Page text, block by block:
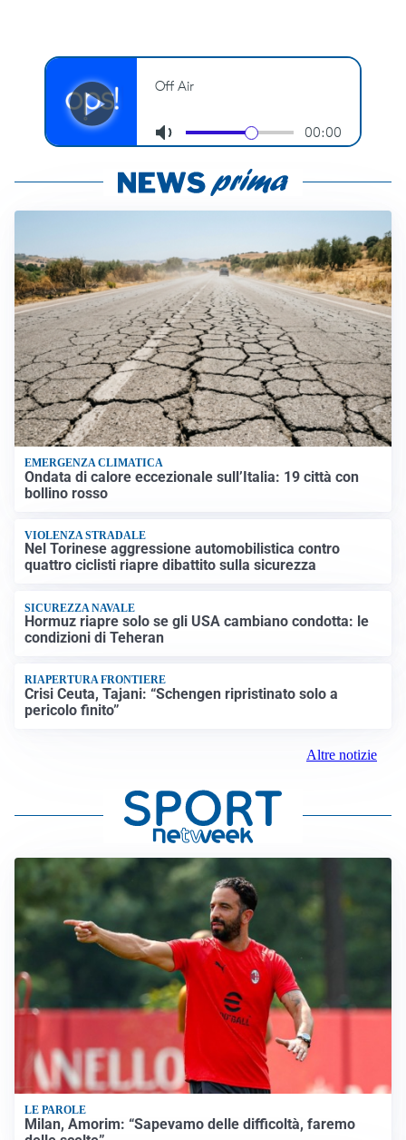
EMERGENZA CLIMATICA
Ondata di calore eccezionale sull’Italia: 19 città con
bollino rosso
VIOLENZA STRADALE
Nel Torinese aggressione automobilistica contro
quattro ciclisti riapre dibattito sulla sicurezza
SICUREZZA NAVALE
Hormuz riapre solo se gli USA cambiano condotta: le
condizioni di Teheran
RIAPERTURA FRONTIERE
Crisi Ceuta, Tajani: “Schengen ripristinato solo a
pericolo finito”
Altre notizie
LE PAROLE
Milan, Amorim: “Sapevamo delle difficoltà, faremo